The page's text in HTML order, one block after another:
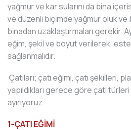
yağmur ve kar sularını da bina
ve düzenli biçimde yağmur oluk ve
binadan uzaklaştırmaları gerekir.
eğim, şekil ve boyut verilerek,
sağlanmalıdır.
Çatıları; çatı eğimi, çatı şekilleri,
yapıldıkları gerece göre çatı
ayırıyoruz.
1-ÇATI EĞİMİ